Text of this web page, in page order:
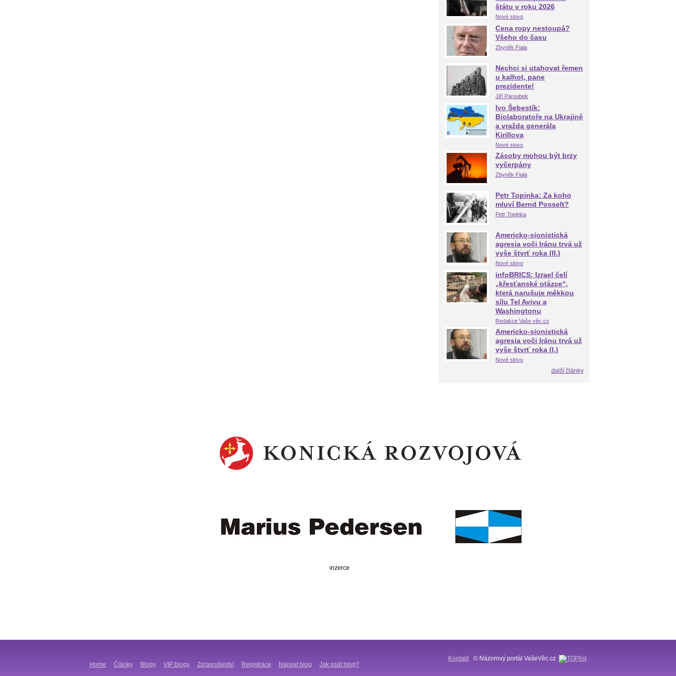
štátu v roku 2026
Nové slovo
Cena ropy nestoupá?
Všeho do času
Zbyněk Fiala
Nechci si utahovat řemen
u kalhot, pane
prezidente!
Jiří Paroubek
Ivo Šebestík:
Biolaboratoře na Ukrajině
a vražda generála
Kirillova
Nové slovo
Zásoby mohou být brzy
vyčerpány
Zbyněk Fiala
Petr Topinka: Za koho
mluví Bernd Posselt?
Petr Topinka
Americko-sionistická
agresia voči Iránu trvá už
vyše štvrť roka (II.)
Nové slovo
infoBRICS: Izrael čelí
„křesťanské otázce“,
která narušuje měkkou
sílu Tel Avivu a
Washingtonu
Redakce Vaše věc.cz
Americko-sionistická
agresia voči Iránu trvá už
vyše štvrť roka (I.)
Nové slovo
další články
inzerce
Home Články Blogy VIP blogy Zpravodajství Registrace Napsat blog Jak psát blog?
Kontakt © Názorový portál VašeVěc.cz